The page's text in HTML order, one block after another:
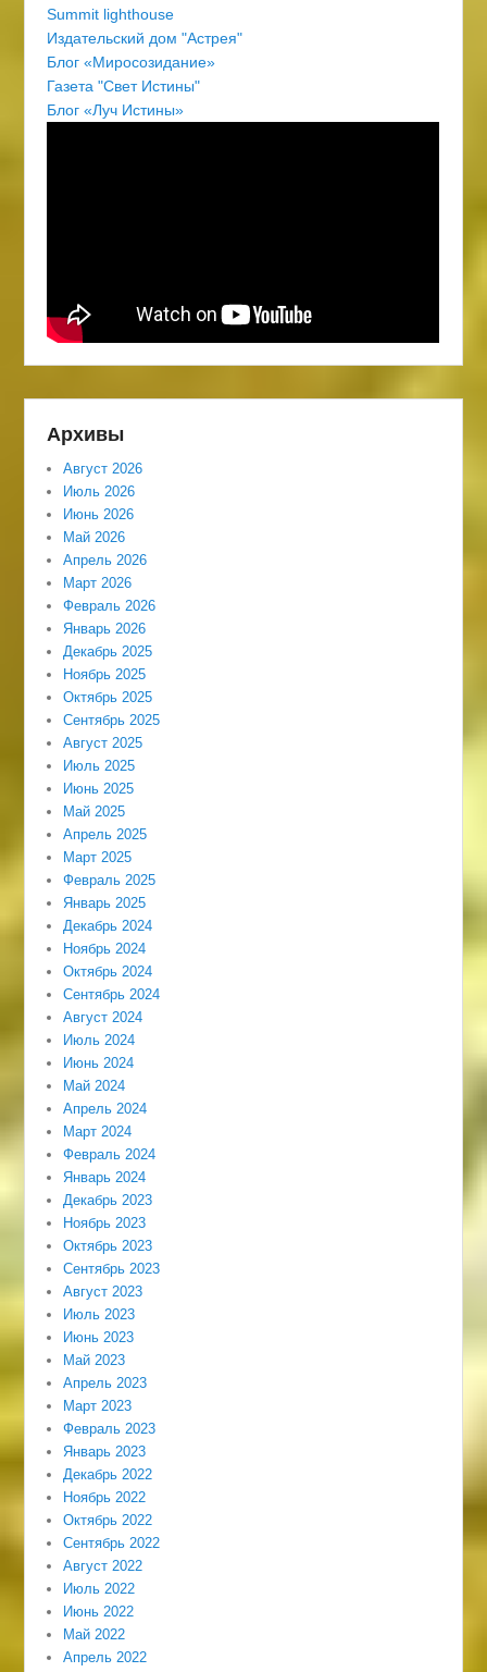
Summit lighthouse
Издательский дом "Астрея"
Блог «Миросозидание»
Газета "Свет Истины"
Блог «Луч Истины»
Архивы
Август 2026
Июль 2026
Июнь 2026
Май 2026
Апрель 2026
Март 2026
Февраль 2026
Январь 2026
Декабрь 2025
Ноябрь 2025
Октябрь 2025
Сентябрь 2025
Август 2025
Июль 2025
Июнь 2025
Май 2025
Апрель 2025
Март 2025
Февраль 2025
Январь 2025
Декабрь 2024
Ноябрь 2024
Октябрь 2024
Сентябрь 2024
Август 2024
Июль 2024
Июнь 2024
Май 2024
Апрель 2024
Март 2024
Февраль 2024
Январь 2024
Декабрь 2023
Ноябрь 2023
Октябрь 2023
Сентябрь 2023
Август 2023
Июль 2023
Июнь 2023
Май 2023
Апрель 2023
Март 2023
Февраль 2023
Январь 2023
Декабрь 2022
Ноябрь 2022
Октябрь 2022
Сентябрь 2022
Август 2022
Июль 2022
Июнь 2022
Май 2022
Апрель 2022